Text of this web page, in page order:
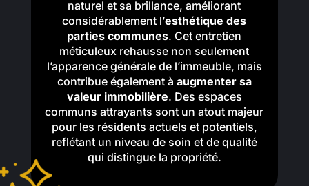
naturel et sa brillance, améliorant
considérablement l’esthétique des
parties communes. Cet entretien
méticuleux rehausse non seulement
l’apparence générale de l’immeuble, mais
contribue également à augmenter sa
valeur immobilière. Des espaces
communs attrayants sont un atout majeur
pour les résidents actuels et potentiels,
reflétant un niveau de soin et de qualité
qui distingue la propriété.